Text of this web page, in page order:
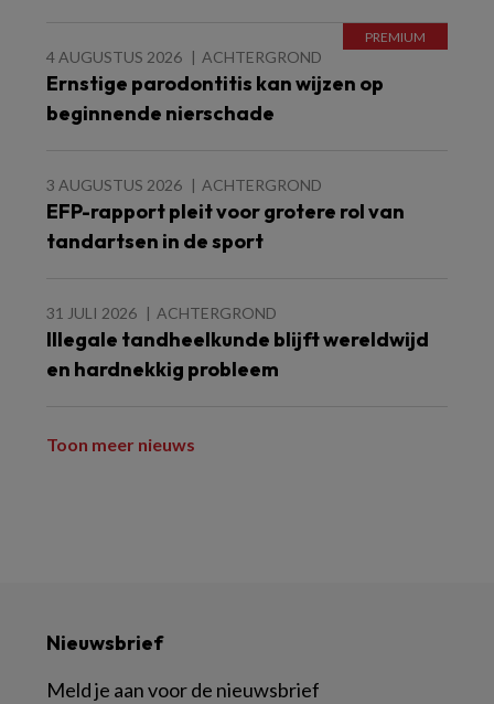
4 AUGUSTUS 2026 ACHTERGROND
Ernstige parodontitis kan wijzen op
beginnende nierschade
3 AUGUSTUS 2026 ACHTERGROND
EFP-rapport pleit voor grotere rol van
tandartsen in de sport
31 JULI 2026 ACHTERGROND
Illegale tandheelkunde blijft wereldwijd
en hardnekkig probleem
Toon meer nieuws
Nieuwsbrief
Meld je aan voor de nieuwsbrief